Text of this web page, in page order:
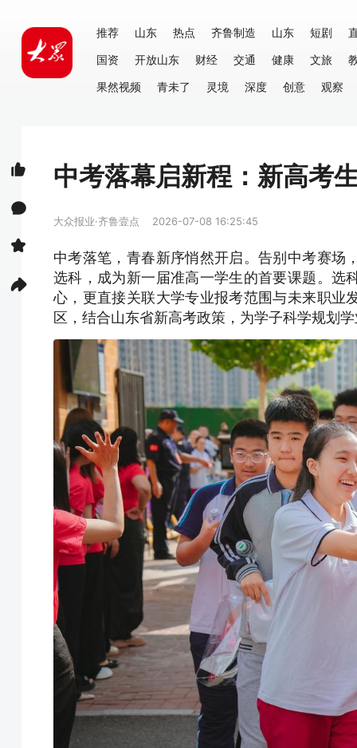
推荐 山东 热点 齐鲁制造 山东 短剧
国资
开放山东 财经 交通 健康 文旅
果然视频
青未了 灵境 深度 创意 观察
中考落幕启新程：新高考
大众报业·齐鲁壹点 2026-07-08 16:25:45
中考落笔，青春新序悄然开启。告别中考赛场
选科，成为新一届准高一学生的首要课题。选
心，更直接关联大学专业报考范围与未来职业
区，结合山东省新高考政策，为学子科学规划